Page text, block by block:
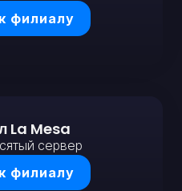
филиалу
La Mesa
сервер
филиалу